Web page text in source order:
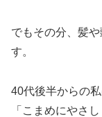
でもその分、髪
す。
40代後半からの
「こまめにやさ